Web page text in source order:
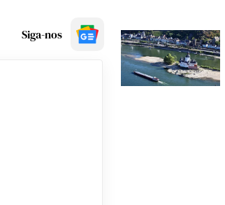
Siga-nos